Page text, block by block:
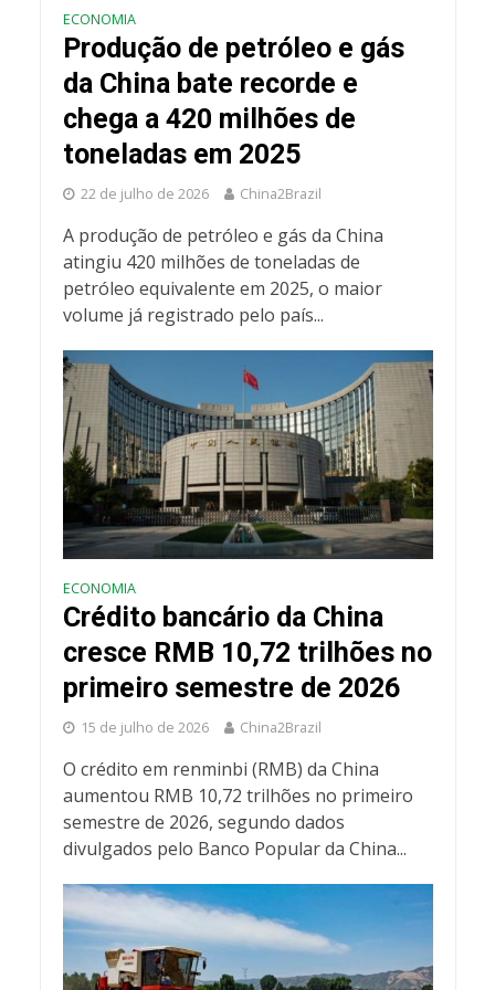
ECONOMIA
Produção de petróleo e gás
da China bate recorde e
chega a 420 milhões de
toneladas em 2025
22 de julho de 2026 China2Brazil
A produção de petróleo e gás da China
atingiu 420 milhões de toneladas de
petróleo equivalente em 2025, o maior
volume já registrado pelo país...
ECONOMIA
Crédito bancário da China
cresce RMB 10,72 trilhões no
primeiro semestre de 2026
15 de julho de 2026 China2Brazil
O crédito em renminbi (RMB) da China
aumentou RMB 10,72 trilhões no primeiro
semestre de 2026, segundo dados
divulgados pelo Banco Popular da China...